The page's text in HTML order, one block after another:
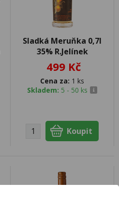
Sladká Meruňka 0,7l
35% R.Jelínek
499 Kč
Cena za: 1 ks
Skladem: 5 - 50 ks